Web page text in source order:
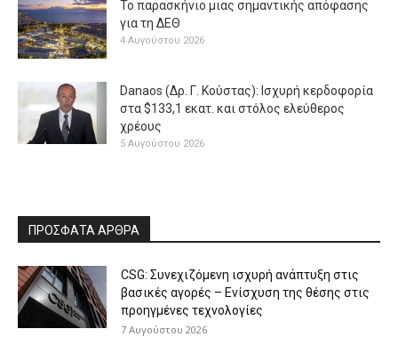
Το παρασκήνιο μιας σημαντικής απόφασης
για τη ΔΕΘ
4 Αυγούστου 2026
Danaos (Δρ. Γ. Κούστας): Ισχυρή κερδοφορία
στα $133,1 εκατ. και στόλος ελεύθερος
χρέους
5 Αυγούστου 2026
ΠΡΟΣΦΑΤΑ ΑΡΘΡΑ
CSG: Συνεχιζόμενη ισχυρή ανάπτυξη στις
βασικές αγορές – Ενίσχυση της θέσης στις
προηγμένες τεχνολογίες
7 Αυγούστου 2026